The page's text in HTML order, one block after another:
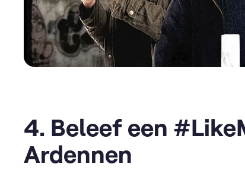
4. Beleef een
Ardennen